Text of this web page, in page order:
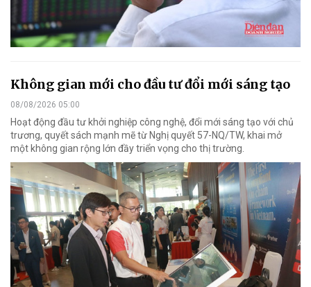
Không gian mới cho đầu tư đổi mới sáng tạo
08/08/2026 05:00
Hoạt động đầu tư khởi nghiệp công nghệ, đổi mới sáng tạo với chủ
trương, quyết sách mạnh mẽ từ Nghị quyết 57-NQ/TW, khai mở
một không gian rộng lớn đầy triển vọng cho thị trường.